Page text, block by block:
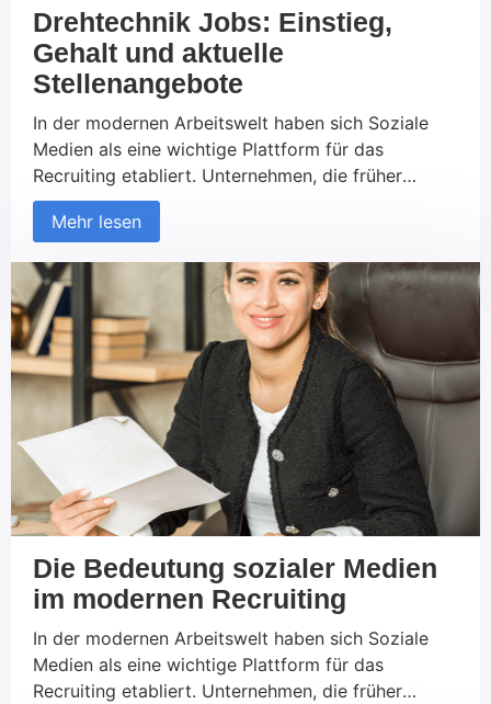
Drehtechnik Jobs: Einstieg,
Gehalt und aktuelle
Stellenangebote
In der modernen Arbeitswelt haben sich Soziale
Medien als eine wichtige Plattform für das
Recruiting etabliert. Unternehmen, die früher
ausschließlich auf traditionelle Kanäle wie
Jobportale und Printmedien gesetzt haben, nutzen
finden und mit potenziellen Kandidaten in Kontakt
zu treten. Diese Entwicklung betrifft sowohl den
B2C- als auch den B2B-Bereich. Aber was macht
das Recruiting über Soziale Medien so erfolgreich
und worauf sollte geachtet werden?
Mehr lesen
Die Bedeutung sozialer Medien
im modernen Recruiting
In der modernen Arbeitswelt haben sich Soziale
Medien als eine wichtige Plattform für das
Recruiting etabliert. Unternehmen, die früher